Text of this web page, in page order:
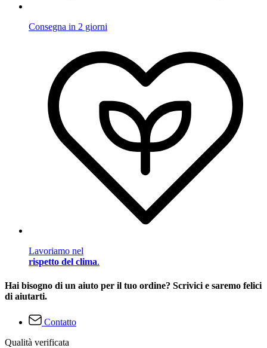
Consegna in 2 giorni
Lavoriamo nel
rispetto del clima.
Hai bisogno di un aiuto per il tuo ordine? Scrivici e saremo felici
di aiutarti.
Contatto
Qualità verificata